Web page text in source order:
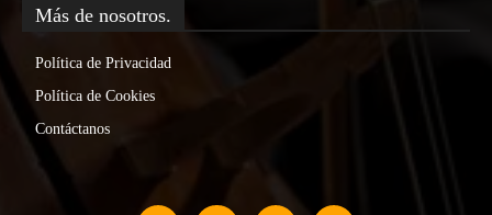
Más de nosotros.
Política de Privacidad
Política de Cookies
Contáctanos